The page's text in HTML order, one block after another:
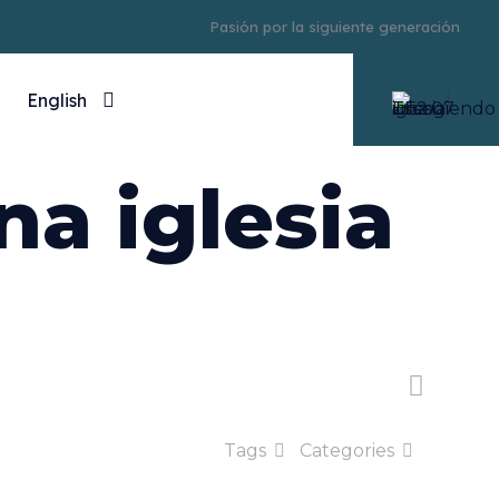
Pasión por la siguiente generación
English
iglesia
Categories
Tags